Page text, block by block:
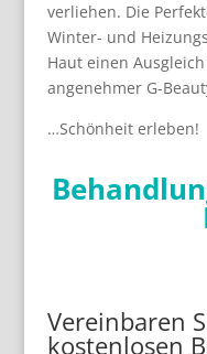
verliehen. Die
Winter- und
Haut einen
angenehmer G-
…Schönheit erleben!
Vereinbaren
kostenlosen